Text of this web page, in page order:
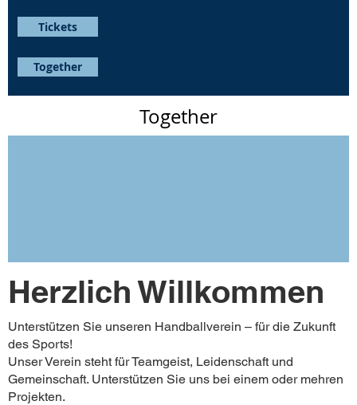
Together
Tickets
Together
Herzlich Willkommen
Unterstützen Sie unseren Handballverein – für die Zukunft
des Sports!
Unser Verein steht für Teamgeist, Leidenschaft und
Gemeinschaft. Unterstützen Sie uns bei einem oder mehren
Projekten.